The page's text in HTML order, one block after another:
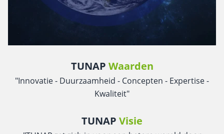
TUNAP Waarden
"Innovatie - Duurzaamheid - Concepten - Expertise -
Kwaliteit"
TUNAP Visie